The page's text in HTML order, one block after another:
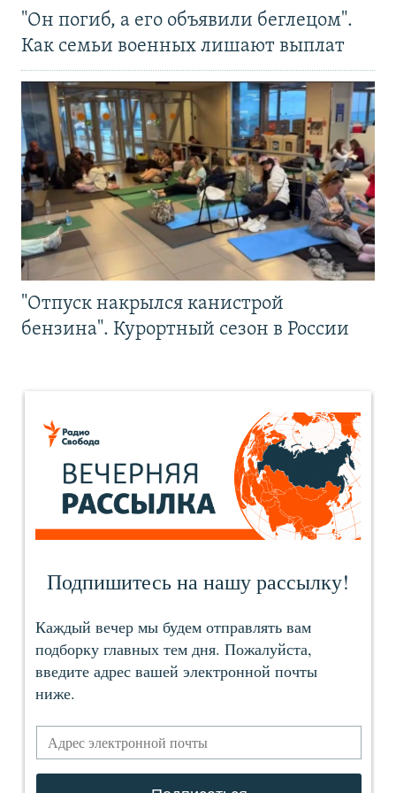
"Он погиб, а его объявили беглецом".
Как семьи военных лишают выплат
"Отпуск накрылся канистрой
бензина". Курортный сезон в России